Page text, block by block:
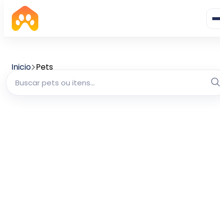
Inicio Pets